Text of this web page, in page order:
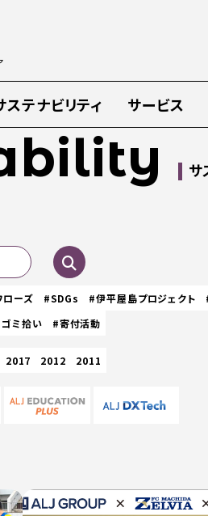
ステナビリティ サービス
サ
ローズ #SDGs #伊平屋島プロジェクト
ミ拾い #寄付活動
2017 2012 2011